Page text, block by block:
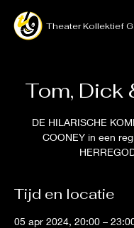
TheaterKollektief
Tom, Dick
DE HILARISCHE
COONEY in een
Tijd en locatie
05 apr 2024, 20:00 –